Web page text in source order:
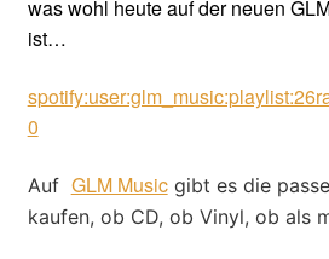
was wohl heute auf der neuen
ist…
0
Auf GLM Musicgibt es die
kaufen, ob CD, ob Vinyl, ob als